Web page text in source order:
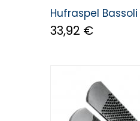
Hufraspel
33,92 €